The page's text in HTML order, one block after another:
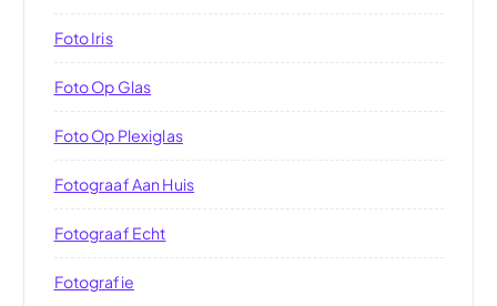
Foto Iris
Foto Op Glas
Foto Op Plexiglas
Fotograaf Aan Huis
Fotograaf Echt
Fotografie